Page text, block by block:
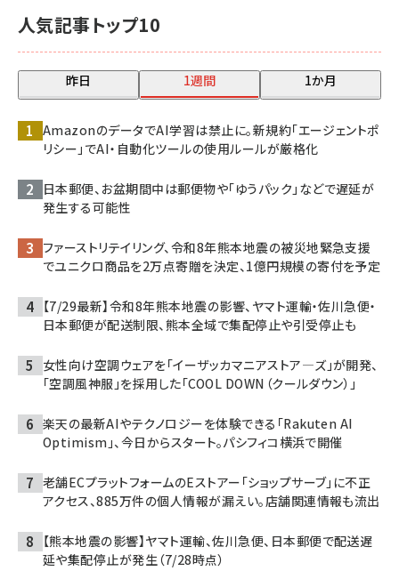
人気記事トップ10
昨日 1週間 1か月
AmazonのデータでAI学習は禁止に。新規約「エージェントポ
リシー」でAI・自動化ツールの使用ルールが厳格化
日本郵便、お盆期間中は郵便物や「ゆうパック」などで遅延が
発生する可能性
ファーストリテイリング、令和8年熊本地震の被災地緊急支援
でユニクロ商品を2万点寄贈を決定、1億円規模の寄付を予定
【7/29最新】令和8年熊本地震の影響、ヤマト運輸・佐川急便・
日本郵便が配送制限、熊本全域で集配停止や引受停止も
女性向け空調ウェアを「イーザッカマニアストア―ズ」が開発、
「空調風神服」を採用した「COOL DOWN（クールダウン）」
楽天の最新AIやテクノロジーを体験できる「Rakuten AI
Optimism」、今日からスタート。パシフィコ横浜で開催
老舗ECプラットフォームのEストアー「ショップサーブ」に不正
アクセス、885万件の個人情報が漏えい。店舗関連情報も流出
【熊本地震の影響】ヤマト運輸、佐川急便、日本郵便で配送遅
延や集配停止が発生（7/28時点）